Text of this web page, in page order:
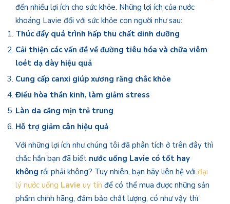
đến nhiều lợi ích cho sức khỏe. Những lợi ích của nước
khoáng Lavie đối với sức khỏe con người như sau:
Thúc đẩy quá trình hấp thu chất dinh dưỡng
Cải thiện các vấn đề về đường tiêu hóa và chữa viêm
loét dạ dày hiệu quả
Cung cấp canxi giúp xương răng chắc khỏe
Điều hòa thần kinh, làm giảm stress
Làn da căng mịn trẻ trung
Hỗ trợ giảm cân hiệu quả
Với những lợi ích như chúng tôi đã phân tích ở trên đây thì
chắc hẳn bạn đã biết nước uống Lavie có tốt hay
không rồi phải không? Tuy nhiên, bạn hãy liên hệ với đại
lý nước uống Lavie uy tín để có thể mua được những sản
phẩm chính hãng, đảm bảo chất lượng, có như vậy thì